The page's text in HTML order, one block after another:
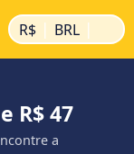
R$ | BRL |
R$ 47
a